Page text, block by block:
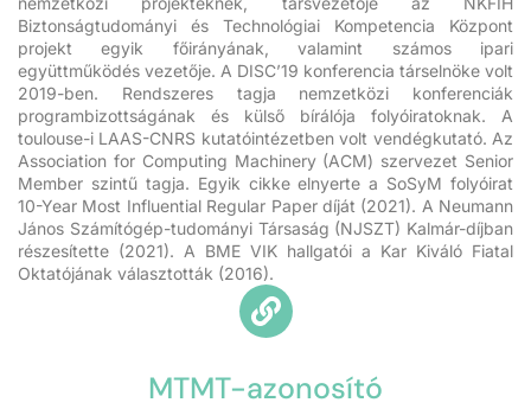
Biztonságtudományi és Technológiai Kompetencia Központ
projekt egyik főirányának, valamint számos ipari
együttműködés vezetője. A DISC’19 konferencia társelnöke volt
2019-ben. Rendszeres tagja nemzetközi konferenciák
programbizottságának és külső bírálója folyóiratoknak. A
toulouse-i LAAS-CNRS kutatóintézetben volt vendégkutató. Az
Association for Computing Machinery (ACM) szervezet Senior
Member szintű tagja. Egyik cikke elnyerte a SoSyM folyóirat
10-Year Most Influential Regular Paper díját (2021). A Neumann
János Számítógép-tudományi Társaság (NJSZT) Kalmár-díjban
részesítette (2021). A BME VIK hallgatói a Kar Kiváló Fiatal
Oktatójának választották (2016).
MTMT-azonosító